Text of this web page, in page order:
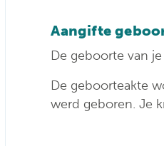
Aangifte
De geboorte van
De geboorteakte
werd geboren. Je